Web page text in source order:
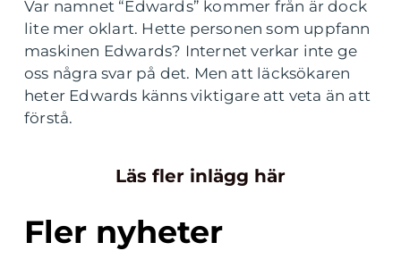
Var namnet “Edwards” kommer från är dock
lite mer oklart. Hette personen som uppfann
maskinen Edwards? Internet verkar inte ge
oss några svar på det. Men att läcksökaren
heter Edwards känns viktigare att veta än att
förstå.
Läs fler inlägg här
Fler nyheter